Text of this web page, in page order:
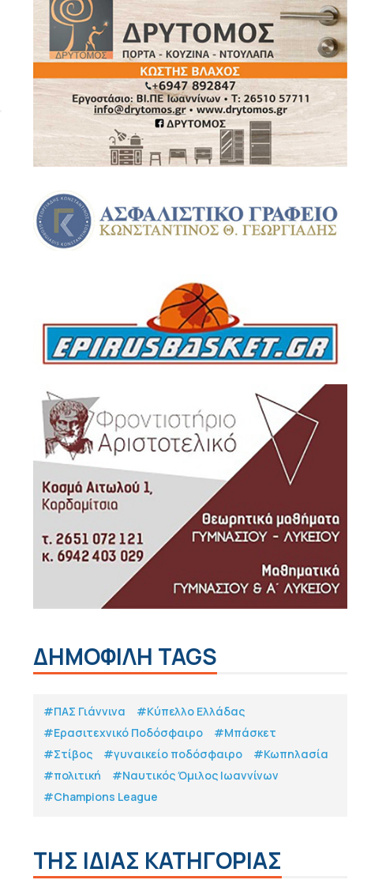
ΔΗΜΟΦΙΛΗ TAGS
#ΠΑΣ Γιάννινα
#Κύπελλο Ελλάδας
#Eρασιτεχνικό Ποδόσφαιρο
#Μπάσκετ
#Στίβος
#γυναικείο ποδόσφαιρο
#Κωπηλασία
#πολιτική
#Ναυτικός Όμιλος Ιωαννίνων
#Champions League
ΤΗΣ ΙΔΙΑΣ ΚΑΤΗΓΟΡΙΑΣ